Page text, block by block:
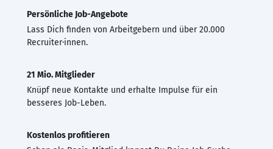
Persönliche Job-Angebote
Lass Dich finden von Arbeitgebern und über 20.000
Recruiter·innen.
21 Mio. Mitglieder
Knüpf neue Kontakte und erhalte Impulse für ein
besseres Job-Leben.
Kostenlos profitieren